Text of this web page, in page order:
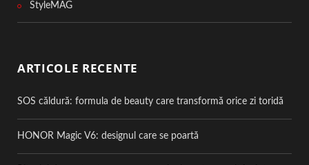
StyleMAG
ARTICOLE RECENTE
SOS căldură: formula de beauty care transformă orice zi toridă
HONOR Magic V6: designul care se poartă